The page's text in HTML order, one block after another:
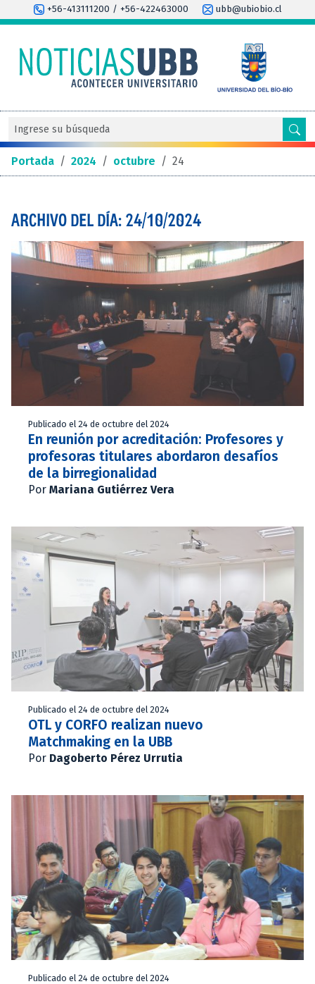
+56-413111200 / +56-422463000 ubb@ubiobio.cl
Portada / 2024 / octubre / 24
ARCHIVO DEL DÍA: 24/10/2024
Publicado el 24 de octubre del 2024
En reunión por acreditación: Profesores y
profesoras titulares abordaron desafíos
de la birregionalidad
Por Mariana Gutiérrez Vera
Publicado el 24 de octubre del 2024
OTL y CORFO realizan nuevo
Matchmaking en la UBB
Por Dagoberto Pérez Urrutia
Publicado el 24 de octubre del 2024